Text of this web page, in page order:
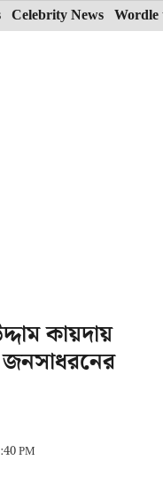
Celebrity News Wordle
কায়দায়
PM